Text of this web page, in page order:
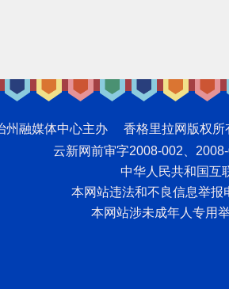
州融媒体中心主办 香格里拉网版权
云新网前审字2008-002、
中华人民共和国互
本网站违法和不良信息举
本网站涉未成年人专用